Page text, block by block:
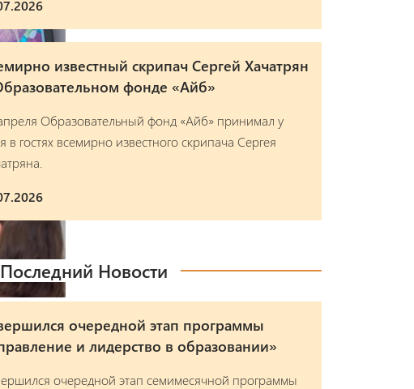
известный скрипач Сергей Хачатрян
фонде «Айб»
Образовательный фонд «Айб» принимал у
в гостях всемирно известного скрипача Сергея
Последний Новости
очередной этап программы
и лидерство в образовании»
очередной этап семимесячной программы